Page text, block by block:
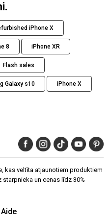
iPhone X
8 iPhone XR
Flash sales
Galaxy s10 iPhone X
kas veltīta atjaunotiem produktiem
un cenas līdz 30%
Aide